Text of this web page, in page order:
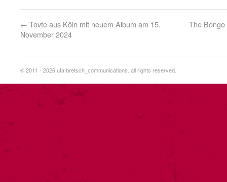
← Tovte aus Köln mit neuem Album am 15.
November 2024
The
© 2011 - 2026 uta bretsch_communications. all rights reserved.